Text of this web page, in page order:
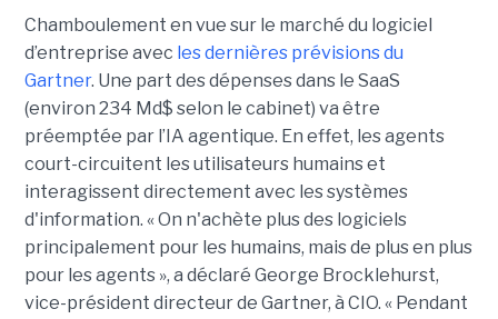
Chamboulement en vue sur le marché du logiciel
d’entreprise avec les dernières prévisions du
Gartner. Une part des dépenses dans le SaaS
(environ 234 Md$ selon le cabinet) va être
préemptée par l’IA agentique. En effet, les agents
court-circuitent les utilisateurs humains et
interagissent directement avec les systèmes
d'information. « On n'achète plus des logiciels
principalement pour les humains, mais de plus en plus
pour les agents », a déclaré George Brocklehurst,
vice-président directeur de Gartner, à CIO. « Pendant